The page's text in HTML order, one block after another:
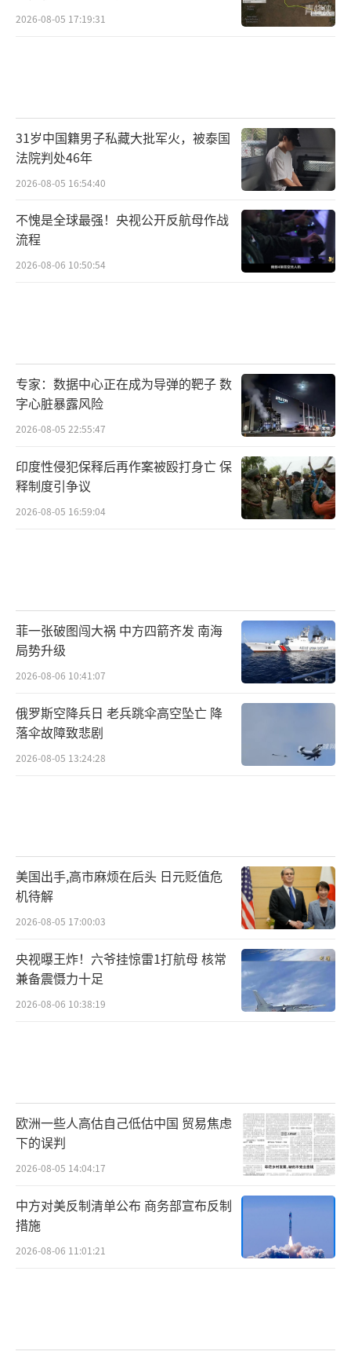
2026-08-05 17:19:31
31岁中国籍男子私藏大批军火，被泰国
法院判处46年
2026-08-05 16:54:40
不愧是全球最强！央视公开反航母作战
流程
2026-08-06 10:50:54
专家：数据中心正在成为导弹的靶子 数
字心脏暴露风险
2026-08-05 22:55:47
印度性侵犯保释后再作案被殴打身亡 保
释制度引争议
2026-08-05 16:59:04
菲一张破图闯大祸 中方四箭齐发 南海
局势升级
2026-08-06 10:41:07
俄罗斯空降兵日 老兵跳伞高空坠亡 降
落伞故障致悲剧
2026-08-05 13:24:28
美国出手,高市麻烦在后头 日元贬值危
机待解
2026-08-05 17:00:03
央视曝王炸！六爷挂惊雷1打航母 核常
兼备震慑力十足
2026-08-06 10:38:19
欧洲一些人高估自己低估中国 贸易焦虑
下的误判
2026-08-05 14:04:17
中方对美反制清单公布 商务部宣布反制
措施
2026-08-06 11:01:21